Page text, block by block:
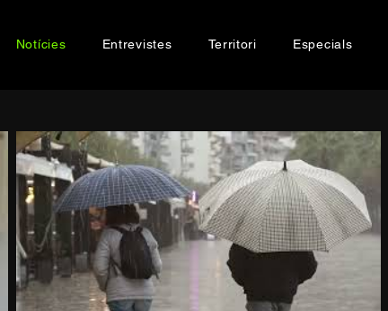
Notícies Entrevistes Territori Especials